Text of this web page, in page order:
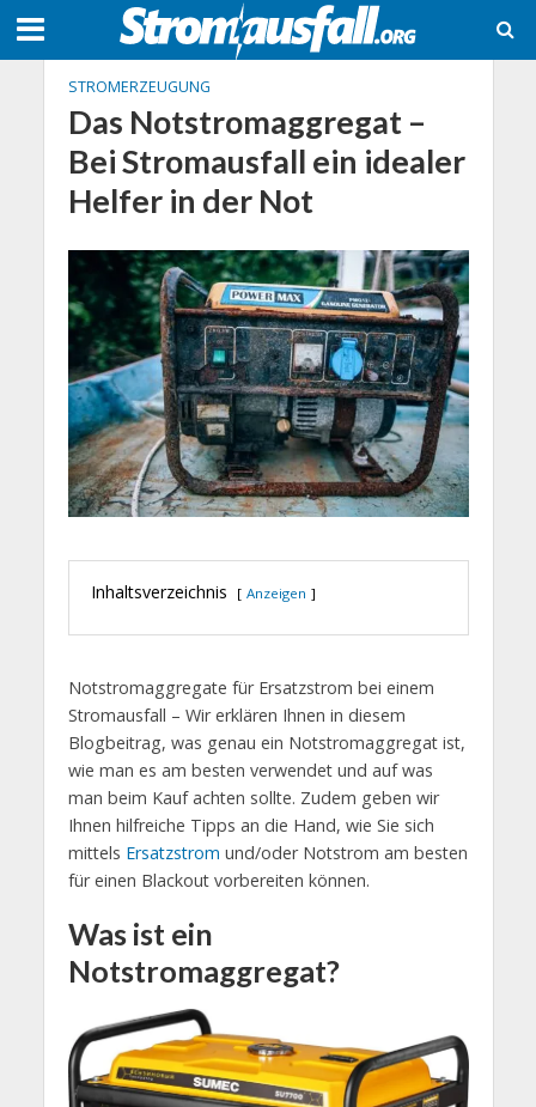
STROMERZEUGUNG
Das Notstromaggregat –
Bei Stromausfall ein idealer
Helfer in der Not
Inhaltsverzeichnis Anzeigen
Notstromaggregate für Ersatzstrom bei einem
Stromausfall – Wir erklären Ihnen in diesem
Blogbeitrag, was genau ein Notstromaggregat ist,
wie man es am besten verwendet und auf was
man beim Kauf achten sollte. Zudem geben wir
Ihnen hilfreiche Tipps an die Hand, wie Sie sich
mittels Ersatzstrom und/oder Notstrom am besten
für einen Blackout vorbereiten können.
Was ist ein
Notstromaggregat?